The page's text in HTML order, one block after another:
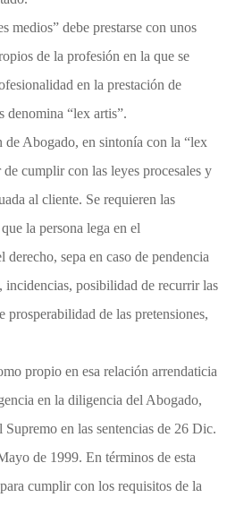
medios” debe prestarse con unos
de la profesión en la que se
en la prestación de
denomina “lex artis”.
Abogado, en sintonía con la “lex
de cumplir con las leyes procesales y
al cliente. Se requieren las
la persona lega en el
sepa en caso de pendencia
incidencias, posibilidad de recurrir las
de las pretensiones,
propio en esa relación arrendaticia
en la diligencia del Abogado,
en las sentencias de 26 Dic.
de 1999. En términos de esta
cumplir con los requisitos de la